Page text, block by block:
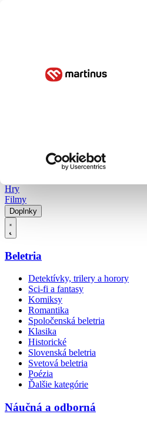
Hry
Filmy
Doplnky
Beletria
Detektívky, trilery a horory
Sci-fi a fantasy
Komiksy
Romantika
Spoločenská beletria
Klasika
Historické
Slovenská beletria
Svetová beletria
Poézia
Ďalšie kategórie
Náučná a odborná